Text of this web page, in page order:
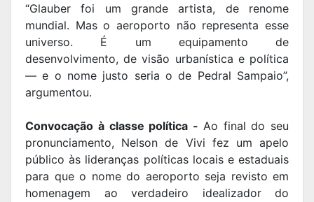
“Glauber foi um grande artista, de renome
mundial. Mas o aeroporto não representa esse
universo. É um equipamento de
desenvolvimento, de visão urbanística e política
— e o nome justo seria o de Pedral Sampaio”,
argumentou.
Convocação à classe política - Ao final do seu
pronunciamento, Nelson de Vivi fez um apelo
público às lideranças políticas locais e estaduais
para que o nome do aeroporto seja revisto em
homenagem ao verdadeiro idealizador do